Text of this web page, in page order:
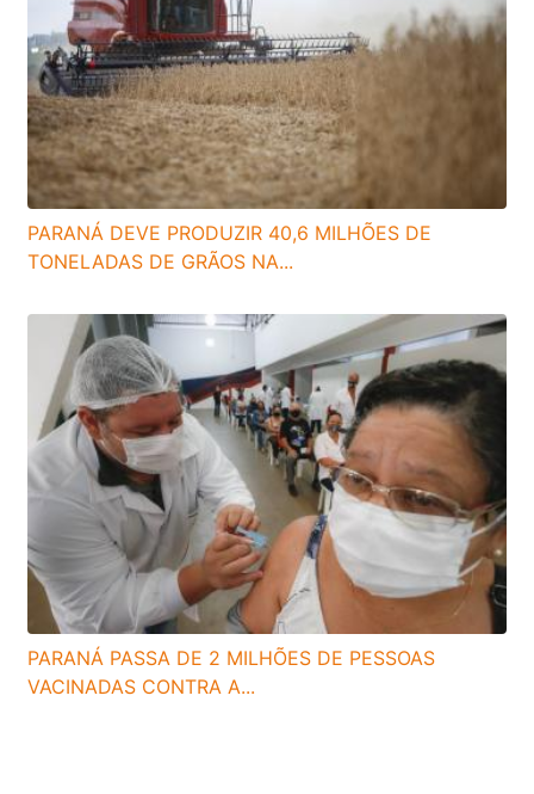
PARANÁ DEVE PRODUZIR 40,6 MILHÕES DE
TONELADAS DE GRÃOS NA...
PARANÁ PASSA DE 2 MILHÕES DE PESSOAS
VACINADAS CONTRA A...